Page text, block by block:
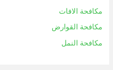
مكافحة الافات
مكافحة القوارض
مكافحة النمل